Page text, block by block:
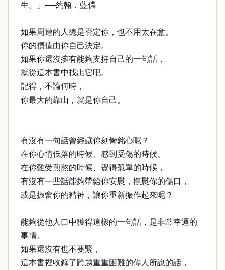
生。」──約翰．藍儂
如果周遭的人總是否定你，也不用太在意。
你的價值由你自己決定。
如果你還沒擁有能夠支持自己的一句話，
就從這本書中找出它吧。
記得，不論何時，
你最大的靠山，就是你自己。
有沒有一句話曾經讓你刻骨銘心呢？
在你心情低落的時候、感到受傷的時候、
在你難受煎熬的時候、覺得孤單的時候，
有沒有一些話能夠帶給你安慰，撫慰你的傷口，
或是振奮你的精神，讓你重新振作起來呢？
能夠從他人口中獲得這樣的一句話，是非常幸運的
事情。
如果還沒有也不要緊，
這本書裡收錄了跨越重重困難的偉人所說的話，